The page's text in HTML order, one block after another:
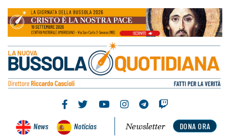
News Noticias DONA ORA
Newsletter